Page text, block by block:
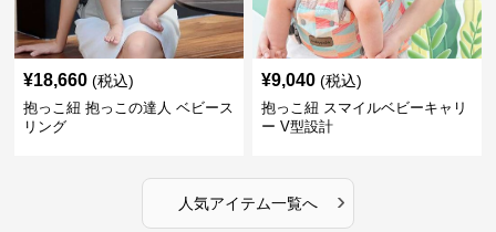
¥18,660 (税込)
抱っこ紐 抱っこの達人 ベビース
リング
¥9,040 (税込)
抱っこ紐 スマイルベビーキャリ
ー V型設計
人気アイテム一覧へ ›